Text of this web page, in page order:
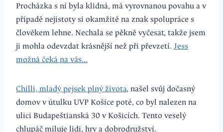
Procházka s ní byla klidná, má vyrovnanou povahu a v
případě nejistoty si okamžitě na znak spolupráce s
člověkem lehne. Nechala se pěkně vyčesat, takže jsem
ji mohla odevzdat krásnější než při převzetí. Jess
možná čeká na vás…
Chilli, mladý pejsek plný života, našel svůj dočasný
domov v útulku UVP Košice poté, co byl nalezen na
ulici Budapeštianská 30 v Košicích. Tento veselý
chlupáč miluje lidi, hry a dobrodružství.